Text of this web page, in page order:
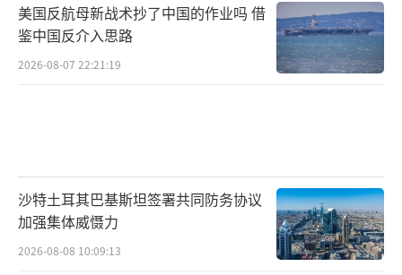
美国反航母新战术抄了中国的作业吗 借
鉴中国反介入思路
2026-08-07 22:21:19
沙特土耳其巴基斯坦签署共同防务协议
加强集体威慑力
2026-08-08 10:09:13